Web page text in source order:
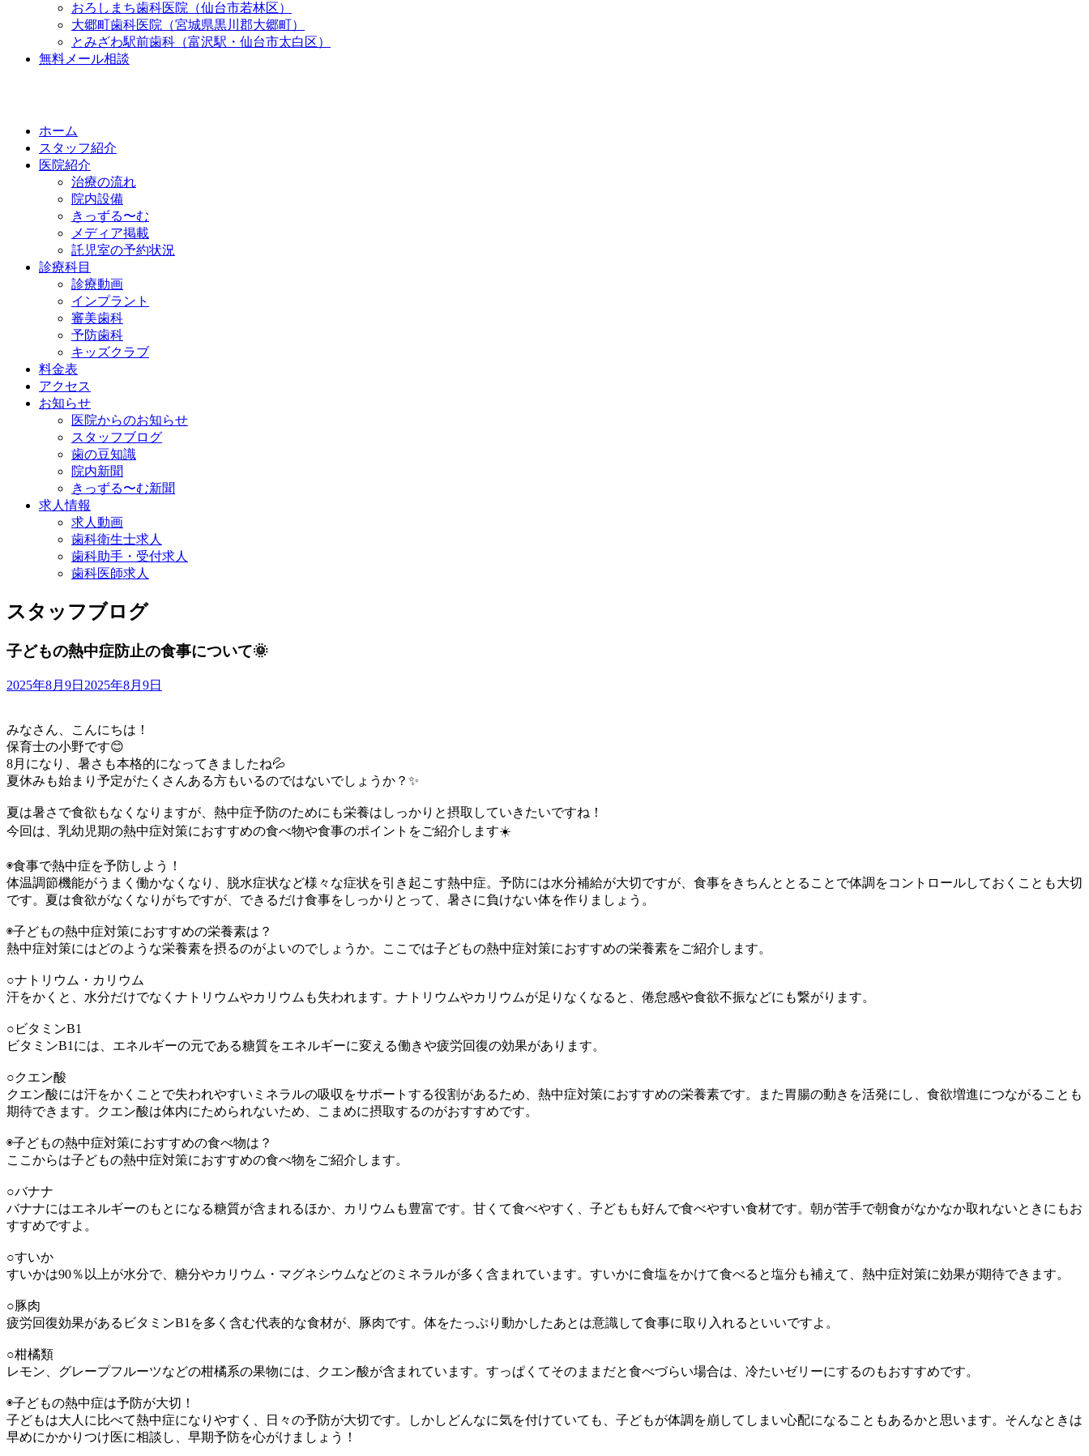
おろしまち歯科医院（仙台市若林区）
大郷町歯科医院（宮城県黒川郡大郷町）
とみざわ駅前歯科（富沢駅・仙台市太白区）
無料メール相談
ホーム
スタッフ紹介
医院紹介
治療の流れ
院内設備
きっずる〜む
メディア掲載
託児室の予約状況
診療科目
診療動画
インプラント
審美歯科
予防歯科
キッズクラブ
料金表
アクセス
お知らせ
医院からのお知らせ
スタッフブログ
歯の豆知識
院内新聞
きっずる〜む新聞
求人情報
求人動画
歯科衛生士求人
歯科助手・受付求人
歯科医師求人
スタッフブログ
子どもの熱中症防止の食事について🌞
2025年8月9日 2025年8月9日
みなさん、こんにちは！
保育士の小野です😊
8月になり、暑さも本格的になってきましたね💦
夏休みも始まり予定がたくさんある方もいるのではないでしょうか？✨
夏は暑さで食欲もなくなりますが、熱中症予防のためにも栄養はしっかりと摂取していきたいですね！
今回は、乳幼児期の熱中症対策におすすめの食べ物や食事のポイントをご紹介します☀️
◉食事で熱中症を予防しよう！
体温調節機能がうまく働かなくなり、脱水症状など様々な症状を引き起こす熱中症。予防には水分補給が大切ですが、食事をきちんととることで体調をコントロールしておくことも大切
です。夏は食欲がなくなりがちですが、できるだけ食事をしっかりとって、暑さに負けない体を作りましょう。
◉子どもの熱中症対策におすすめの栄養素は？
熱中症対策にはどのような栄養素を摂るのがよいのでしょうか。ここでは子どもの熱中症対策におすすめの栄養素をご紹介します。
○ナトリウム・カリウム
汗をかくと、水分だけでなくナトリウムやカリウムも失われます。ナトリウムやカリウムが足りなくなると、倦怠感や食欲不振などにも繋がります。
○ビタミンB1
ビタミンB1には、エネルギーの元である糖質をエネルギーに変える働きや疲労回復の効果があります。
○クエン酸
クエン酸には汗をかくことで失われやすいミネラルの吸収をサポートする役割があるため、熱中症対策におすすめの栄養素です。また胃腸の動きを活発にし、食欲増進につながることも
期待できます。クエン酸は体内にためられないため、こまめに摂取するのがおすすめです。
◉子どもの熱中症対策におすすめの食べ物は？
ここからは子どもの熱中症対策におすすめの食べ物をご紹介します。
○バナナ
バナナにはエネルギーのもとになる糖質が含まれるほか、カリウムも豊富です。甘くて食べやすく、子どもも好んで食べやすい食材です。朝が苦手で朝食がなかなか取れないときにもお
すすめですよ。
○すいか
すいかは90％以上が水分で、糖分やカリウム・マグネシウムなどのミネラルが多く含まれています。すいかに食塩をかけて食べると塩分も補えて、熱中症対策に効果が期待できます。
○豚肉
疲労回復効果があるビタミンB1を多く含む代表的な食材が、豚肉です。体をたっぷり動かしたあとは意識して食事に取り入れるといいですよ。
○柑橘類
レモン、グレープフルーツなどの柑橘系の果物には、クエン酸が含まれています。すっぱくてそのままだと食べづらい場合は、冷たいゼリーにするのもおすすめです。
◉子どもの熱中症は予防が大切！
子どもは大人に比べて熱中症になりやすく、日々の予防が大切です。しかしどんなに気を付けていても、子どもが体調を崩してしまい心配になることもあるかと思います。そんなときは
早めにかかりつけ医に相談し、早期予防を心がけましょう！